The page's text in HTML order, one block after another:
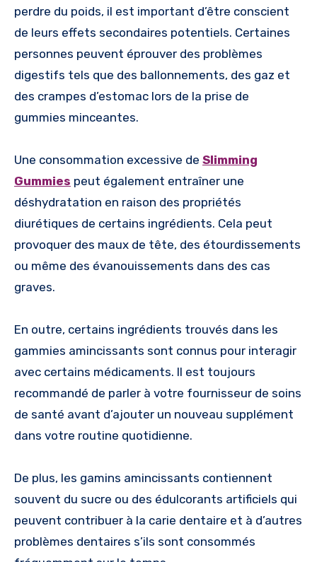
perdre du poids, il est important d’être conscient
de leurs effets secondaires potentiels. Certaines
personnes peuvent éprouver des problèmes
digestifs tels que des ballonnements, des gaz et
des crampes d’estomac lors de la prise de
gummies minceantes.
Une consommation excessive de Slimming
Gummies peut également entraîner une
déshydratation en raison des propriétés
diurétiques de certains ingrédients. Cela peut
provoquer des maux de tête, des étourdissements
ou même des évanouissements dans des cas
graves.
En outre, certains ingrédients trouvés dans les
gammies amincissants sont connus pour interagir
avec certains médicaments. Il est toujours
recommandé de parler à votre fournisseur de soins
de santé avant d’ajouter un nouveau supplément
dans votre routine quotidienne.
De plus, les gamins amincissants contiennent
souvent du sucre ou des édulcorants artificiels qui
peuvent contribuer à la carie dentaire et à d’autres
problèmes dentaires s’ils sont consommés